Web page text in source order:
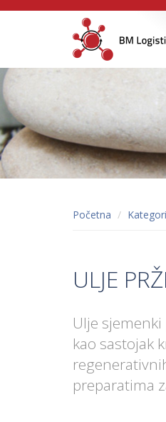
Početna
ULJE
Ulje
kao sastojak
preparatima